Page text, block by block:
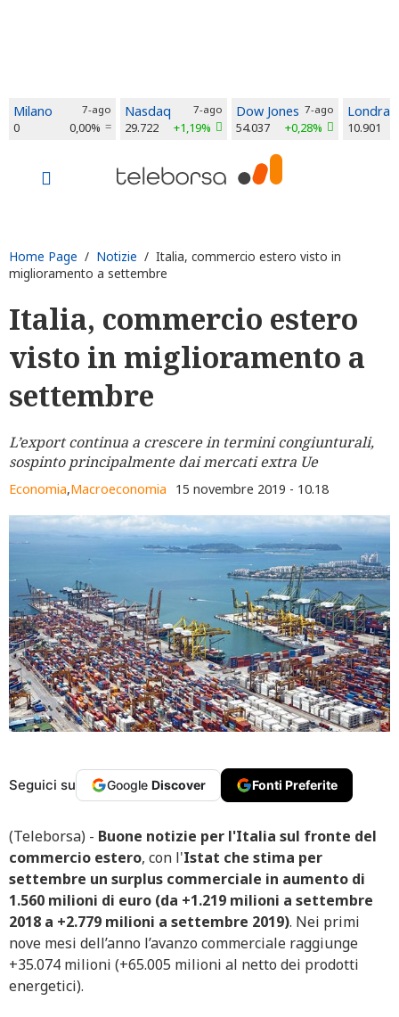
Milano 7-ago
0 0,00%
Nasdaq 7-ago
29.722 +1,19%
Dow Jones 7-ago
54.037 +0,28%
Londra
10.901
Home Page / Notizie / Italia, commercio estero visto in
miglioramento a settembre
Italia, commercio estero
visto in miglioramento a
settembre
L’export continua a crescere in termini congiunturali,
sospinto principalmente dai mercati extra Ue
Economia,Macroeconomia 15 novembre 2019 - 10.18
Seguici su Google Discover Fonti Preferite
(Teleborsa) - Buone notizie per l'Italia sul fronte del
commercio estero, con l'Istat che stima per
settembre un surplus commerciale in aumento di
1.560 milioni di euro (da +1.219 milioni a settembre
2018 a +2.779 milioni a settembre 2019). Nei primi
nove mesi dell’anno l’avanzo commerciale raggiunge
+35.074 milioni (+65.005 milioni al netto dei prodotti
energetici).